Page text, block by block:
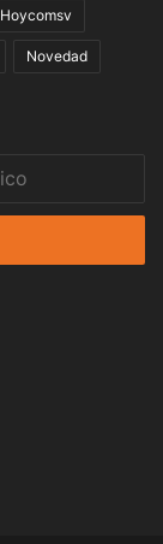
Hoycomsv
Novedad